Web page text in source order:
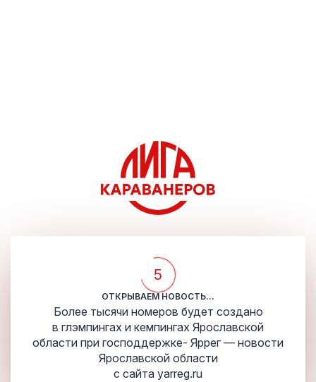
5
ОТКРЫВАЕМ НОВОСТЬ...
​Более тысячи номеров будет создано
в глэмпингах и кемпингах Ярославской
области при господдержке- Яррег — новости
Ярославской области
с сайта yarreg.ru